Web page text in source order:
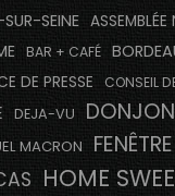
SEINE ASSEMBLÉE
BAR + CAFÉ
DE PRESSE CONSEIL
DEJA-VU DONJON
MACRON FENÊTRE
HOME